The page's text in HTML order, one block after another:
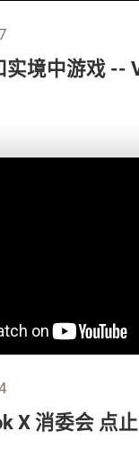
实境中游戏 --
X 消委会 点